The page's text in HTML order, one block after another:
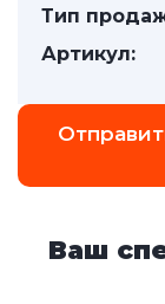
Тип
Артикул:
Ваш